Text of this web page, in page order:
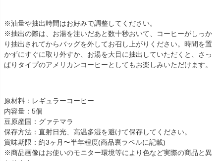
※油量や抽出時間はお好みで調整してください。
※抽出の際は、お湯を注いだあと数十秒おいて、コーヒーがしっか
り抽出されてからバッグを外してお召し上がりください。時間を置
かずにすぐに取り外すか、お湯を大目に抽出していただくと、さっ
ぱりタイプのアメリカンコーヒーとしてもお楽しみいただけます。
原材料：レギュラーコーヒー
内容量：5個
豆原産国：グァテマラ
保存方法：直射日光、高温多湿を避けて保存してください。
賞味期限：約3ヶ月〜半年程度(商品裏ラベルに記載)
※商品画像はお使いのモニター環境等により色など実際の商品と異